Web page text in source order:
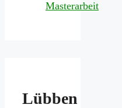
Masterarbeit
Lübben